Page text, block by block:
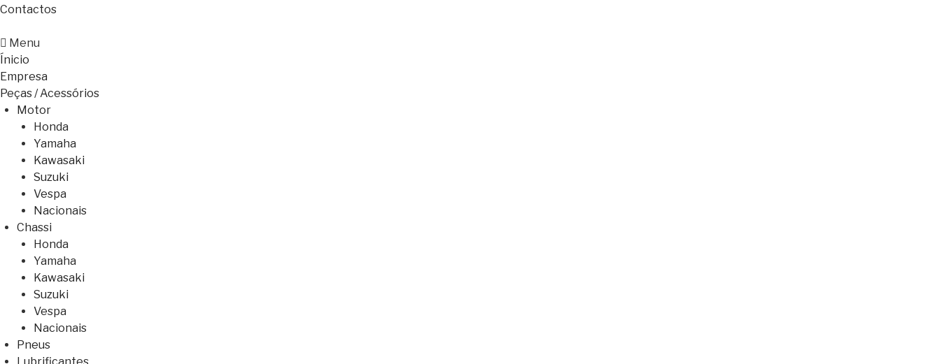
Contactos
Menu
Ínicio
Empresa
Peças / Acessórios
Motor
Honda
Yamaha
Kawasaki
Suzuki
Vespa
Nacionais
Chassi
Honda
Yamaha
Kawasaki
Suzuki
Vespa
Nacionais
Pneus